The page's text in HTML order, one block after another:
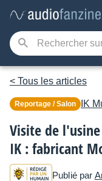
< Tous les articles
Reportage / Salon IK
Visite de
IK : fabricant
Publié par